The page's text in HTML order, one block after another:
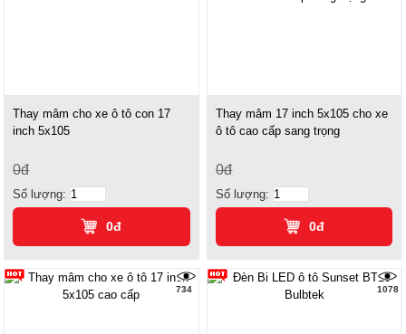
Thay mâm cho xe ô tô con 17
inch 5x105
0đ
Số lượng:
0đ
Thay mâm 17 inch 5x105 cho xe
ô tô cao cấp sang trọng
0đ
Số lượng:
0đ
734 1078